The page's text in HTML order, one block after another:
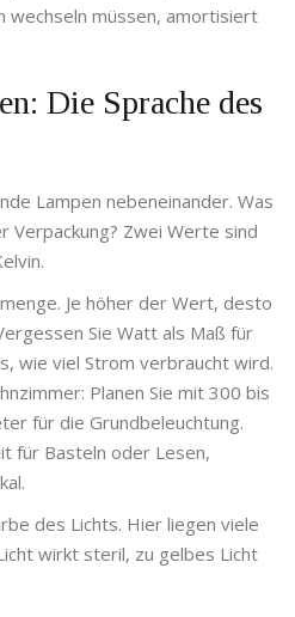
wechseln müssen, amortisiert
Die Sprache des
Lampen nebeneinander. Was
Verpackung? Zwei Werte sind
Je höher der Wert, desto
Sie Watt als Maß für
wie viel Strom verbraucht wird.
Planen Sie mit 300 bis
für die Grundbeleuchtung.
für Basteln oder Lesen,
des Lichts. Hier liegen viele
wirkt steril, zu gelbes Licht